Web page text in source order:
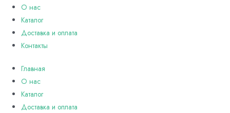
О нас
Каталог
Доставка и оплата
Контакты
Главная
О нас
Каталог
Доставка и оплата